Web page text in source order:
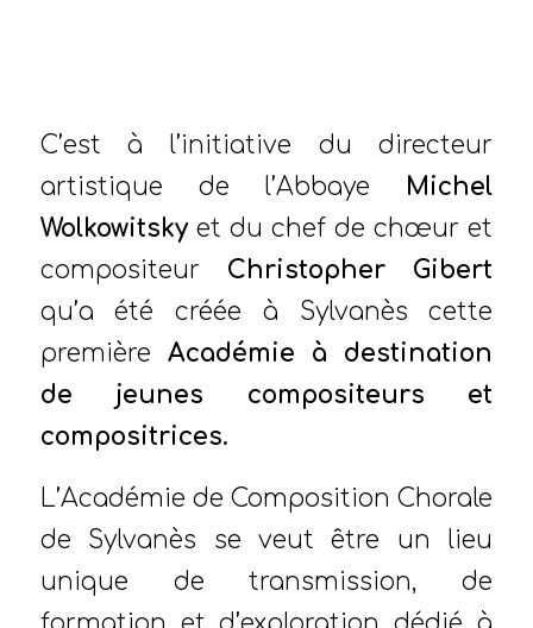
C’est à l’initiative du directeur
artistique de l’Abbaye
Michel
Wolkowitskyet du chef de chœur et
compositeur Christopher Gibert
qu’a été créée à Sylvanès cette
première Académie à destination
de jeunes compositeurs et
compositrices.
L’Académie de Composition Chorale
de Sylvanès se veut être un lieu
unique de transmission, de